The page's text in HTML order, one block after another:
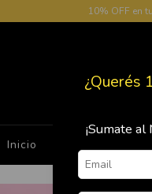
10% OFF en
Inicio
¿Querés
¡Sumate